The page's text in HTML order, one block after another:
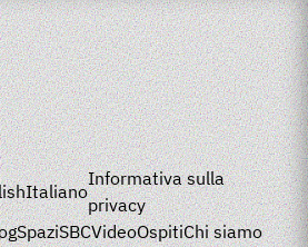
Italiano
Informativa sulla
privacy
SpaziSBCVideoOspitiChi siamo